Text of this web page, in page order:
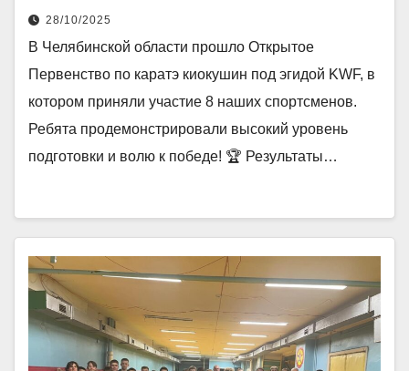
области по каратэ киокушин
(KWF)
28/10/2025
В Челябинской области прошло Открытое
Первенство по каратэ киокушин под эгидой KWF, в
котором приняли участие 8 наших спортсменов.
Ребята продемонстрировали высокий уровень
подготовки и волю к победе! 🏆 Результаты…